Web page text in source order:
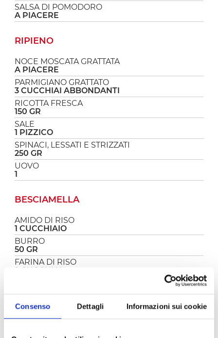
Consenso Dettagli Informazioni sui cookie
SALSA DI POMODORO
A PIACERE
RIPIENO
NOCE MOSCATA GRATTATA
A PIACERE
PARMIGIANO GRATTATO
3 CUCCHIAI ABBONDANTI
RICOTTA FRESCA
150 GR
SALE
1 PIZZICO
SPINACI, LESSATI E STRIZZATI
250 GR
UOVO
1
BESCIAMELLA
AMIDO DI RISO
1 CUCCHIAIO
BURRO
50 GR
FARINA DI RISO
2 CUCCHIAI
NOCE MOSCATA GRATTATA
A PIACERE